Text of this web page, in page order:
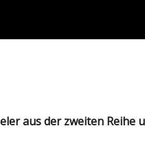
aus der zweiten Reihe